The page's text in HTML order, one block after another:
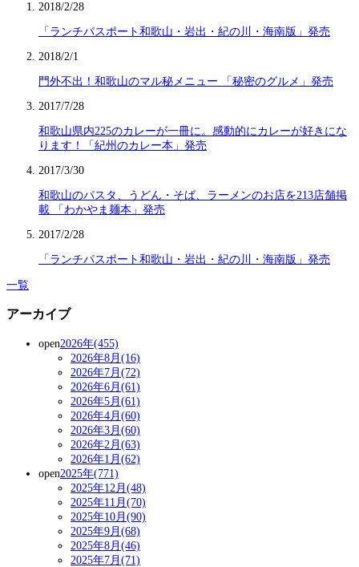
2018/2/28
「ランチパスポート和歌山・岩出・紀の川・海南版」発売
2018/2/1
門外不出！和歌山のマル秘メニュー 「秘密のグルメ」発売
2017/7/28
和歌山県内225のカレーが一冊に。感動的にカレーが好きにな
ります！「紀州のカレー本」発売
2017/3/30
和歌山のパスタ、うどん・そば、ラーメンのお店を213店舗掲
載 「わかやま麺本」発売
2017/2/28
「ランチパスポート和歌山・岩出・紀の川・海南版」発売
一覧
アーカイブ
open2026年(455)
2026年8月(16)
2026年7月(72)
2026年6月(61)
2026年5月(61)
2026年4月(60)
2026年3月(60)
2026年2月(63)
2026年1月(62)
open2025年(771)
2025年12月(48)
2025年11月(70)
2025年10月(90)
2025年9月(68)
2025年8月(46)
2025年7月(71)